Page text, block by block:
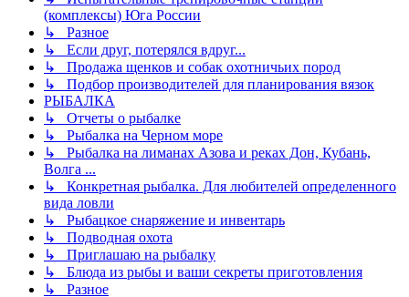
(комплексы) Юга России
↳ Разное
↳ Если друг, потерялся вдруг...
↳ Продажа щенков и собак охотничьих пород
↳ Подбор производителей для планирования вязок
РЫБАЛКА
↳ Отчеты о рыбалке
↳ Рыбалка на Черном море
↳ Рыбалка на лиманах Азова и реках Дон, Кубань,
Волга ...
↳ Конкретная рыбалка. Для любителей определенного
вида ловли
↳ Рыбацкое снаряжение и инвентарь
↳ Подводная охота
↳ Приглашаю на рыбалку
↳ Блюда из рыбы и ваши секреты приготовления
↳ Разное